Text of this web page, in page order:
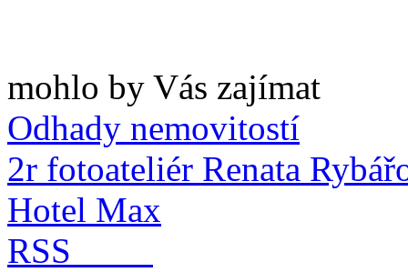
mohlo by Vás zajímat
Odhady nemovitostí
2r fotoateliér Renata
Hotel Max
RSS